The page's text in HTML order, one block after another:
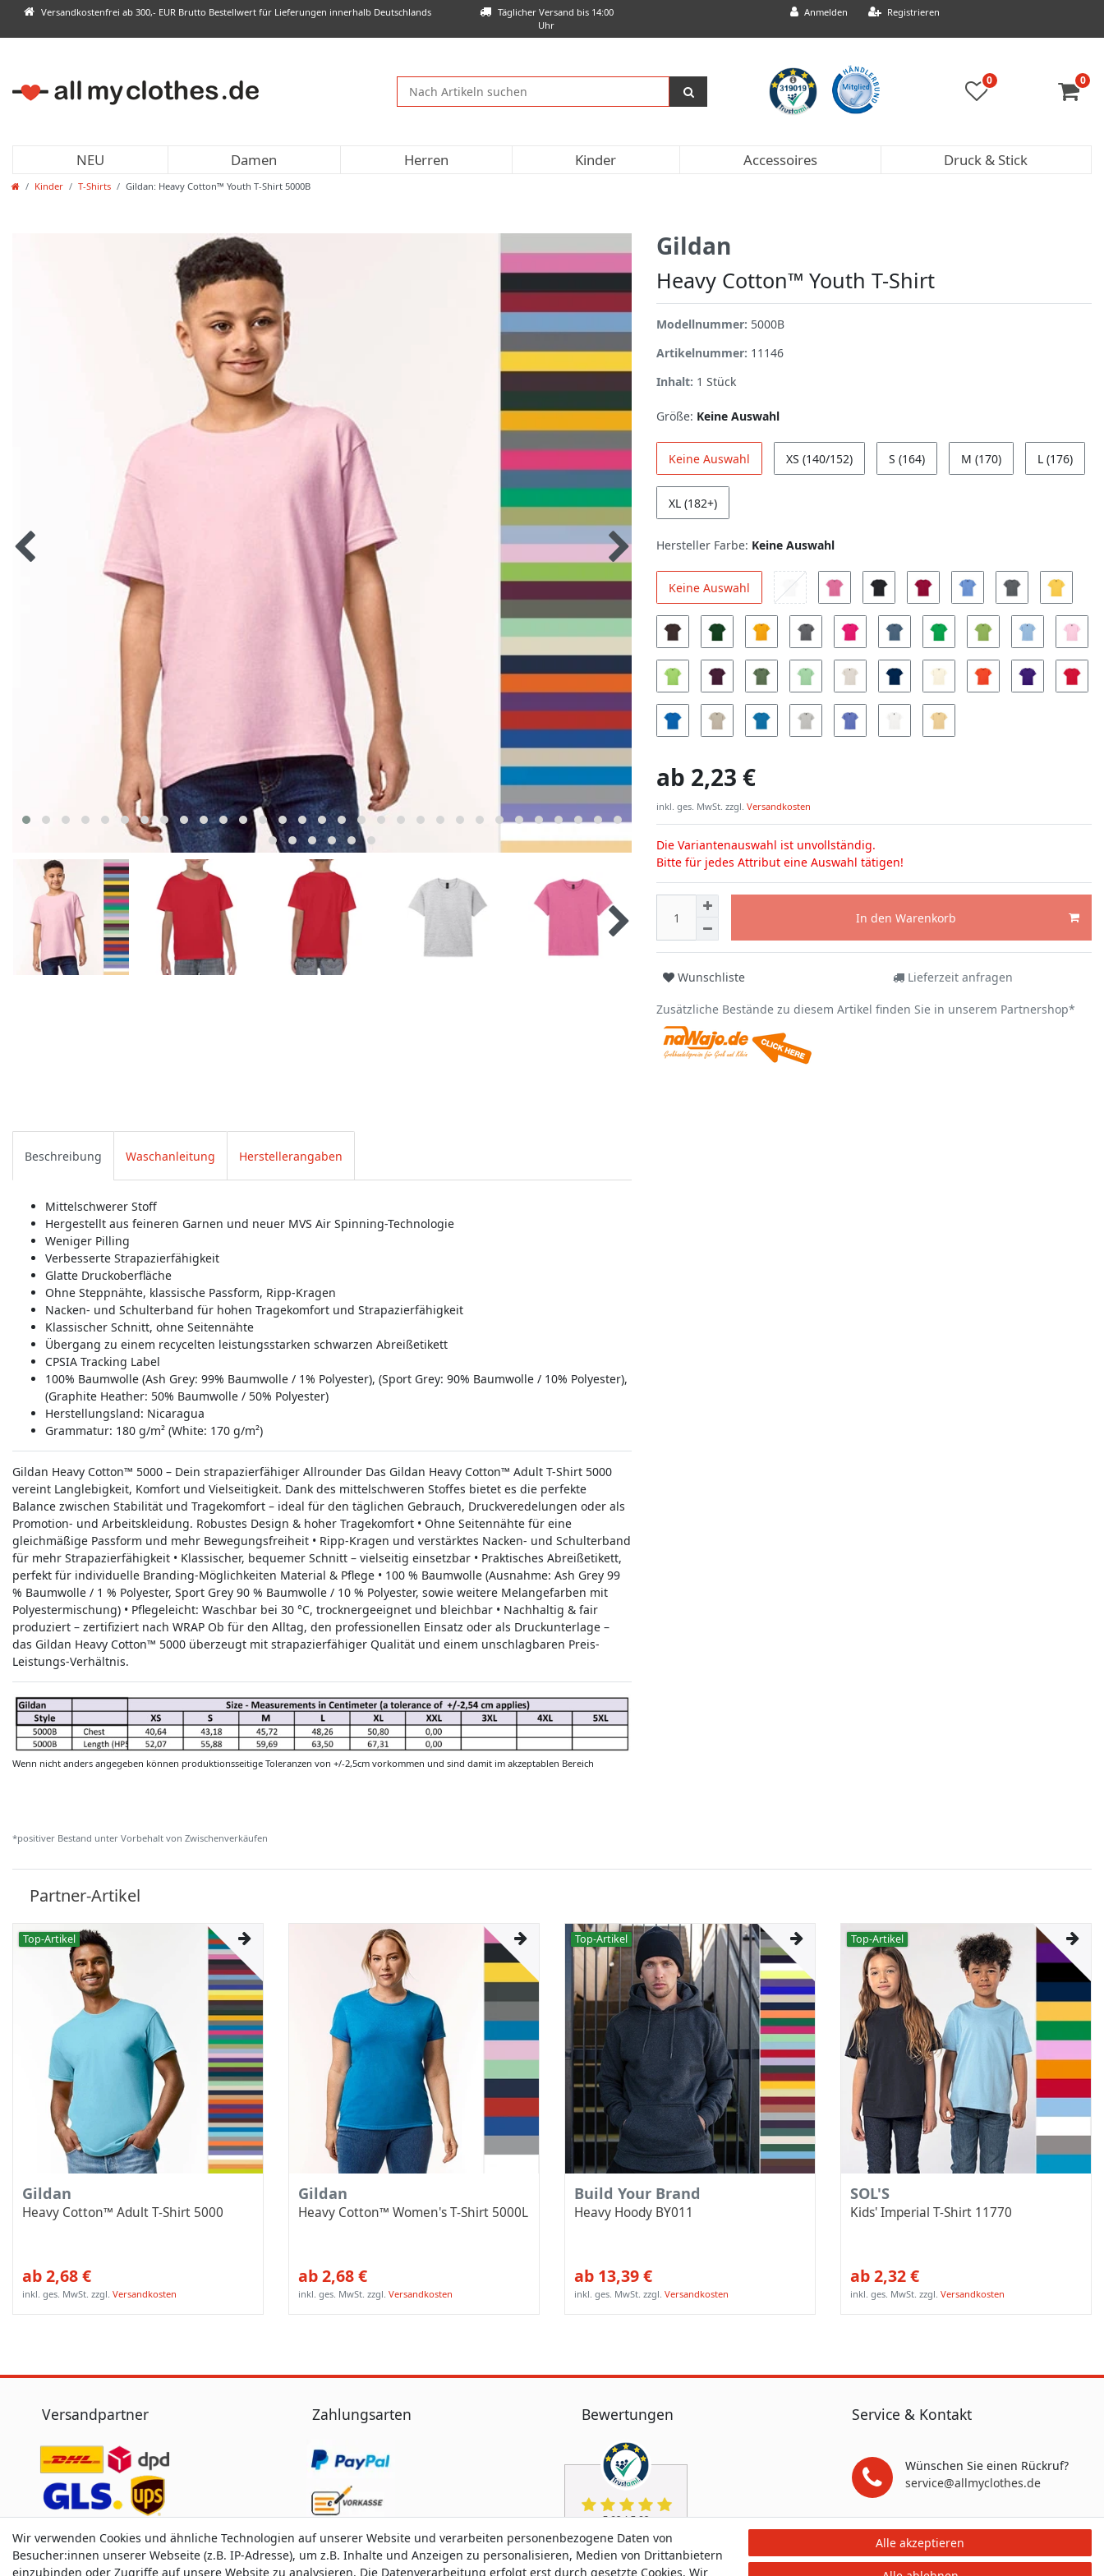
Anmelden Registrieren
Täglicher Versand bis 14:00
Uhr
Versandkostenfrei ab 300,- EUR Brutto Bestellwert für Lieferungen innerhalb Deutschlands
0 0
NEU Damen Herren Kinder Accessoires Druck & Stick
Kinder T-Shirts Gildan: Heavy Cotton™ Youth T-Shirt 5000B
Gildan
Heavy Cotton™ Youth T-Shirt
Modellnummer: 5000B
Artikelnummer: 11146
Inhalt: 1 Stück
Größe: Keine Auswahl
Keine Auswahl XS (140/152) S (164) M (170) L (176)
XL (182+)
Hersteller Farbe: Keine Auswahl
Keine Auswahl
ab 2,23 €
inkl. ges. MwSt. zzgl. Versandkosten
Die Variantenauswahl ist unvollständig.
Bitte für jedes Attribut eine Auswahl tätigen!
In den Warenkorb
Wunschliste Lieferzeit anfragen
Zusätzliche Bestände zu diesem Artikel finden Sie in unserem Partnershop*
Beschreibung Waschanleitung Herstellerangaben
Mittelschwerer Stoff
Hergestellt aus feineren Garnen und neuer MVS Air Spinning-Technologie
Weniger Pilling
Verbesserte Strapazierfähigkeit
Glatte Druckoberfläche
Ohne Steppnähte, klassische Passform, Ripp-Kragen
Nacken- und Schulterband für hohen Tragekomfort und Strapazierfähigkeit
Klassischer Schnitt, ohne Seitennähte
Übergang zu einem recycelten leistungsstarken schwarzen Abreißetikett
CPSIA Tracking Label
100% Baumwolle (Ash Grey: 99% Baumwolle / 1% Polyester), (Sport Grey: 90% Baumwolle / 10% Polyester),
(Graphite Heather: 50% Baumwolle / 50% Polyester)
Herstellungsland: Nicaragua
Grammatur: 180 g/m² (White: 170 g/m²)
Gildan Heavy Cotton™ 5000 – Dein strapazierfähiger Allrounder Das Gildan Heavy Cotton™ Adult T-Shirt 5000
vereint Langlebigkeit, Komfort und Vielseitigkeit. Dank des mittelschweren Stoffes bietet es die perfekte
Balance zwischen Stabilität und Tragekomfort – ideal für den täglichen Gebrauch, Druckveredelungen oder als
Promotion- und Arbeitskleidung. Robustes Design & hoher Tragekomfort • Ohne Seitennähte für eine
gleichmäßige Passform und mehr Bewegungsfreiheit • Ripp-Kragen und verstärktes Nacken- und Schulterband
für mehr Strapazierfähigkeit • Klassischer, bequemer Schnitt – vielseitig einsetzbar • Praktisches Abreißetikett,
perfekt für individuelle Branding-Möglichkeiten Material & Pflege • 100 % Baumwolle (Ausnahme: Ash Grey 99
% Baumwolle / 1 % Polyester, Sport Grey 90 % Baumwolle / 10 % Polyester, sowie weitere Melangefarben mit
Polyestermischung) • Pflegeleicht: Waschbar bei 30 °C, trocknergeeignet und bleichbar • Nachhaltig & fair
produziert – zertifiziert nach WRAP Ob für den Alltag, den professionellen Einsatz oder als Druckunterlage –
das Gildan Heavy Cotton™ 5000 überzeugt mit strapazierfähiger Qualität und einem unschlagbaren Preis-
Leistungs-Verhältnis.
Wenn nicht anders angegeben können produktionsseitige Toleranzen von +/-2,5cm vorkommen und sind damit im akzeptablen Bereich
*positiver Bestand unter Vorbehalt von Zwischenverkäufen
Partner-Artikel
Top-Artikel
Gildan
Heavy Cotton™ Adult T-Shirt 5000
ab 2,68 €
inkl. ges. MwSt. zzgl.Versandkosten
Gildan
Heavy Cotton™ Women's T-Shirt 5000L
ab 2,68 €
inkl. ges. MwSt. zzgl.Versandkosten
Top-Artikel
Build Your Brand
Heavy Hoody BY011
ab 13,39 €
inkl. ges. MwSt. zzgl.Versandkosten
Top-Artikel
SOL'S
Kids' Imperial T-Shirt 11770
ab 2,32 €
inkl. ges. MwSt. zzgl.Versandkosten
Versandpartner Zahlungsarten Bewertungen Service & Kontakt
Wünschen Sie einen Rückruf?
service@allmyclothes.de
Schreiben Sie uns:
service@allmyclothes.de
Wir verwenden Cookies und ähnliche Technologien auf unserer Website und verarbeiten personenbezogene Daten von
Besucher:innen unserer Webseite (z.B. IP-Adresse), um z.B. Inhalte und Anzeigen zu personalisieren, Medien von Drittanbietern
einzubinden oder Zugriffe auf unsere Website zu analysieren. Die Datenverarbeitung erfolgt erst durch gesetzte Cookies. Wir
Alle akzeptieren